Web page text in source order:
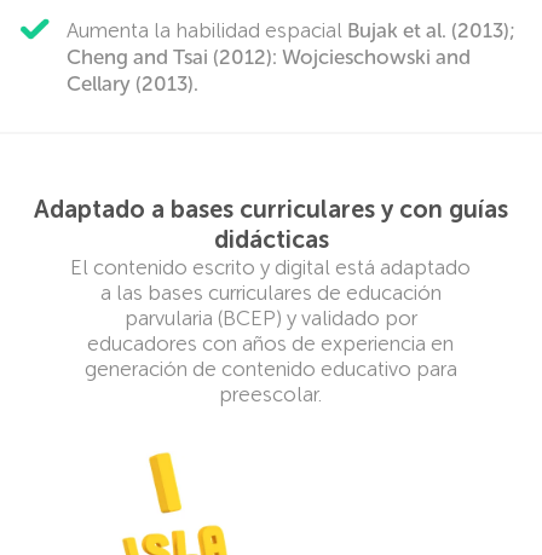
Aumenta la habilidad espacial Bujak et al. (2013);
Cheng and Tsai (2012): Wojcieschowski and
Cellary (2013).
Adaptado a bases curriculares y con guías
didácticas
El contenido escrito y digital está adaptado
a las bases curriculares de educación
parvularia (BCEP) y validado por
educadores con años de experiencia en
generación de contenido educativo para
preescolar.